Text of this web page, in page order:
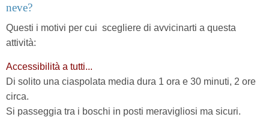
neve?
Questi i motivi per cui scegliere di avvicinarti a questa
attività:
Accessibilità a tutti...
Di solito una ciaspolata media dura 1 ora e 30 minuti, 2 ore
circa.
Si passeggia tra i boschi in posti meravigliosi ma sicuri.